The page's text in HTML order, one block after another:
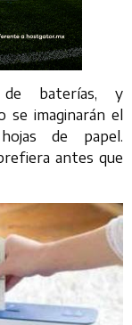
baterías, y
imaginarán el
de papel.
antes que